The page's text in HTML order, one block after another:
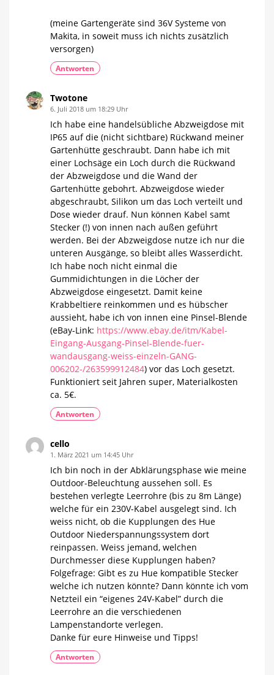
(meine Gartengeräte sind 36V Systeme von
Makita, in soweit muss ich nichts zusätzlich
versorgen)
Antworten
Twotone
6. Juli 2018 um 18:29 Uhr
Ich habe eine handelsübliche Abzweigdose mit
IP65 auf die (nicht sichtbare) Rückwand meiner
Gartenhütte geschraubt. Dann habe ich mit
einer Lochsäge ein Loch durch die Rückwand
der Abzweigdose und die Wand der
Gartenhütte gebohrt. Abzweigdose wieder
abgeschraubt, Silikon um das Loch verteilt und
Dose wieder drauf. Nun können Kabel samt
Stecker (!) von innen nach außen geführt
werden. Bei der Abzweigdose nutze ich nur die
unteren Ausgänge, so bleibt alles Wasserdicht.
Ich habe noch nicht einmal die
Gummidichtungen in die Löcher der
Abzweigdose eingesetzt. Damit keine
Krabbeltiere reinkommen und es hübscher
aussieht, habe ich von innen eine Pinsel-Blende
(eBay-Link: https://www.ebay.de/itm/Kabel-
Eingang-Ausgang-Pinsel-Blende-fuer-
wandausgang-weiss-einzeln-GANG-
006202-/263599912484) vor das Loch gesetzt.
Funktioniert seit Jahren super, Materialkosten
ca. 5€.
Antworten
cello
1. März 2021 um 14:45 Uhr
Ich bin noch in der Abklärungsphase wie meine
Outdoor-Beleuchtung aussehen soll. Es
bestehen verlegte Leerrohre (bis zu 8m Länge)
welche für ein 230V-Kabel ausgelegt sind. Ich
weiss nicht, ob die Kupplungen des Hue
Outdoor Niederspannungssystem dort
reinpassen. Weiss jemand, welchen
Durchmesser diese Kupplungen haben?
Folgefrage: Gibt es zu Hue kompatible Stecker
welche ich nutzen könnte? Dann könnte ich vom
Netzteil ein “eigenes 24V-Kabel” durch die
Leerrohre an die verschiedenen
Lampenstandorte verlegen.
Danke für eure Hinweise und Tipps!
Antworten